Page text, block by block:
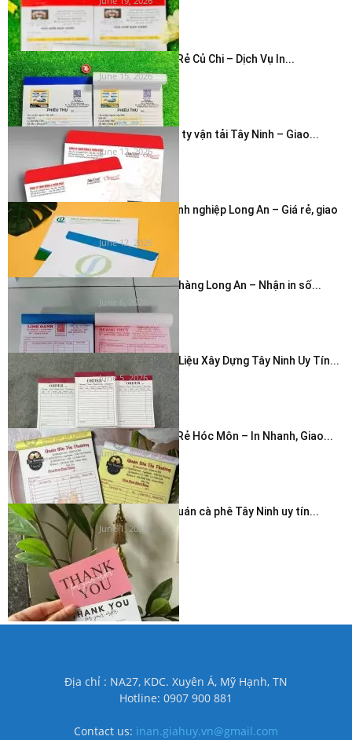
In Hóa Đơn Giá Rẻ Củ Chi – Dịch Vụ In...
June 15, 2026
In bao thư công ty vận tải Tây Ninh – Giao...
June 12, 2026
In phong bì doanh nghiệp Long An – Giá rẻ, giao
nhanh...
June 12, 2026
In hóa đơn cửa hàng Long An – Nhận in số...
June 6, 2026
In Hóa Đơn Vật Liệu Xây Dựng Tây Ninh Uy Tín...
June 5, 2026
In Hóa Đơn Giá Rẻ Hóc Môn – In Nhanh, Giao...
June 5, 2026
In thẻ cảm ơn quán cà phê Tây Ninh uy tín...
June 1, 2026
Địa chỉ : NA27, KDC. Xuyên Á, Mỹ Hạnh, TN
Hotline: 0907 900 881
Contact us: inan.giahuy.vn@gmail.com